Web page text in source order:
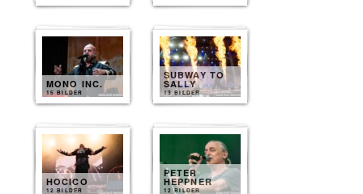
MONO INC.
15 BILDER
SUBWAY TO
SALLY
13 BILDER
HOCICO
12 BILDER
PETER
HEPPNER
12 BILDER